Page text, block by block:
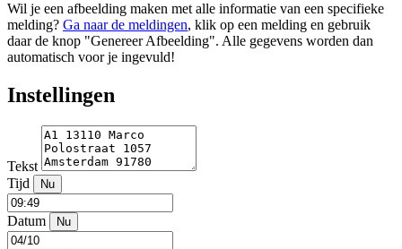
Wil je een afbeelding maken met alle informatie van een specifieke
melding? Ga naar de meldingen, klik op een melding en gebruik
daar de knop "Genereer Afbeelding". Alle gegevens worden dan
automatisch voor je ingevuld!
Instellingen
Tekst
Tijd
Nu
Datum Nu